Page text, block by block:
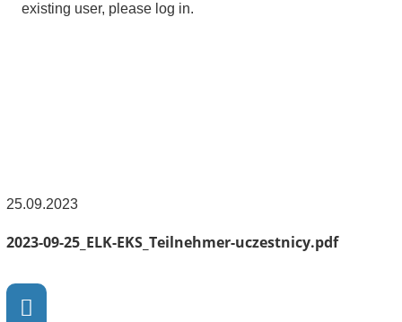
existing user, please log in.
25.09.2023
2023-09-25_ELK-EKS_Teilnehmer-uczestnicy.pdf